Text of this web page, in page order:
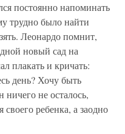
постоянно напоминать
трудно было найти
Леонардо помнит,
новый сад на
плакать и кричать:
день? Хочу быть
не осталось,
ребенка, а заодно